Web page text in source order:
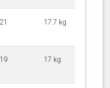
17.7 kg
17 kg